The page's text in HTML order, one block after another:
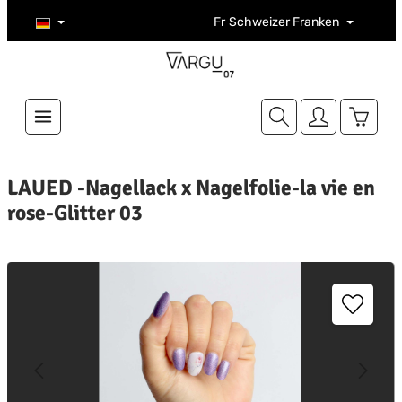
Zum Hauptinhalt springen Fr Schweizer Franken
LAUED -Nagellack x Nagelfolie-la vie en
rose-Glitter 03
überspringen